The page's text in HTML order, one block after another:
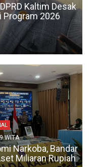
Kaltim Desak
Program 2026
WITA
Narkoba, Bandar
Miliaran Rupiah